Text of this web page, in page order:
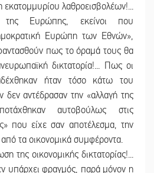
εκατομμυρίου λαθροεισβολέων!...
της Ευρώπης, εκείνοι που
Ευρώπη των Εθνών»,
πως το όραμά τους θα
δικτατορία!... Πως οι
ήταν τόσο κάτω του
δεν αντέδρασαν την «αλλαγή της
αυτοβούλως στις
που είχε σαν αποτέλεσμα, την
από τα οικονομικά συμφέροντα.
της οικονομικής δικτατορίας!...
υπάρχει φραγμός, παρά μόνον η